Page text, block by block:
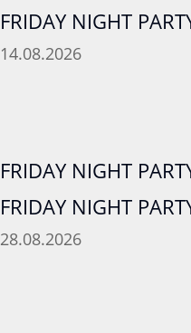
FRIDAY NIGHT
14.08.2026
FRIDAY NIGHT
FRIDAY NIGHT
28.08.2026